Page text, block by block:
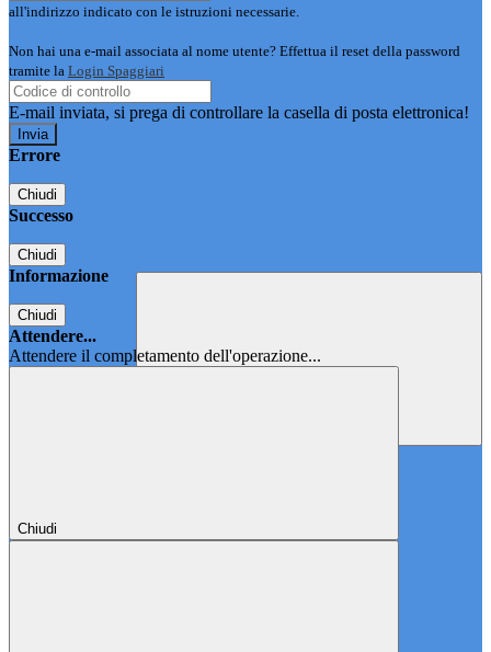
all'indirizzo indicato con le istruzioni necessarie.
Non hai una e-mail associata al nome utente? Effettua il reset della password
tramite la Login Spaggiari
E-mail inviata, si prega di controllare la casella di posta elettronica!
Errore
Chiudi
Successo
Chiudi
Informazione
Chiudi
Attendere...
Attendere il completamento dell'operazione...
Chiudi